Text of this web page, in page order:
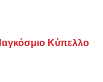
Κύπελλο